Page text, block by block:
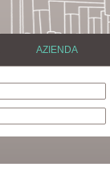
AZIENDA